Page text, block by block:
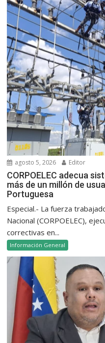
agosto 5, 2026 Editor
CORPOELEC adecua
más de un millón de
Portuguesa
Especial.- La fuerza
Nacional (CORPOELEC),
correctivas en...
Información General